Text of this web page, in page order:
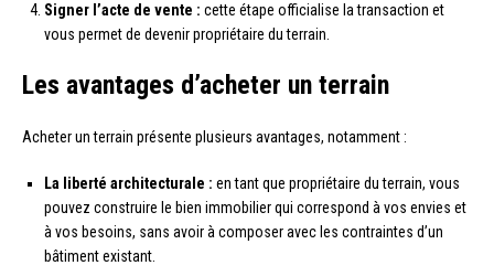
Signer l’acte de vente : cette étape officialise la transaction et
vous permet de devenir propriétaire du terrain.
Les avantages d’acheter un terrain
Acheter un terrain présente plusieurs avantages, notamment :
La liberté architecturale : en tant que propriétaire du terrain, vous
pouvez construire le bien immobilier qui correspond à vos envies et
à vos besoins, sans avoir à composer avec les contraintes d’un
bâtiment existant.